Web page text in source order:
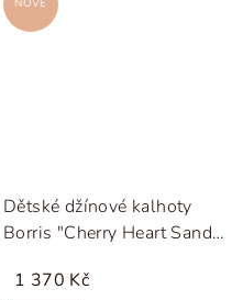
NOVÉ
Dětské džínové kalhoty
Borris "Cherry Heart Sandy
1 370 Kč